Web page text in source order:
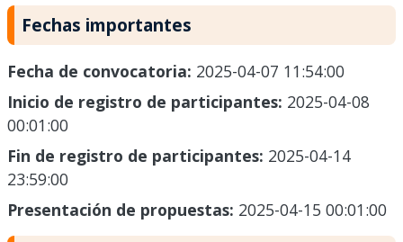
Fechas importantes
Fecha de convocatoria: 2025-04-07 11:54:00
Inicio de registro de participantes: 2025-04-08
00:01:00
Fin de registro de participantes: 2025-04-14
23:59:00
Presentación de propuestas: 2025-04-15 00:01:00